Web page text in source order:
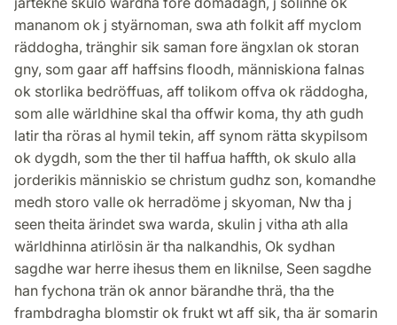
mananom ok j styärnoman, swa ath folkit aff myclom
räddogha, tränghir sik saman fore ängxlan ok storan
gny, som gaar aff haffsins floodh, människiona falnas
ok storlika bedröffuas, aff tolikom offva ok räddogha,
som alle wärldhine skal tha offwir koma, thy ath gudh
latir tha röras al hymil tekin, aff synom rätta skypilsom
ok dygdh, som the ther til haffua haffth, ok skulo alla
jorderikis människio se christum gudhz son, komandhe
medh storo valle ok herradöme j skyoman, Nw tha j
seen theita ärindet swa warda, skulin j vitha ath alla
wärldhinna atirlösin är tha nalkandhis, Ok sydhan
sagdhe war herre ihesus them en liknilse, Seen sagdhe
han fychona trän ok annor bärandhe thrä, tha the
frambdragha blomstir ok frukt wt aff sik, tha är somarin